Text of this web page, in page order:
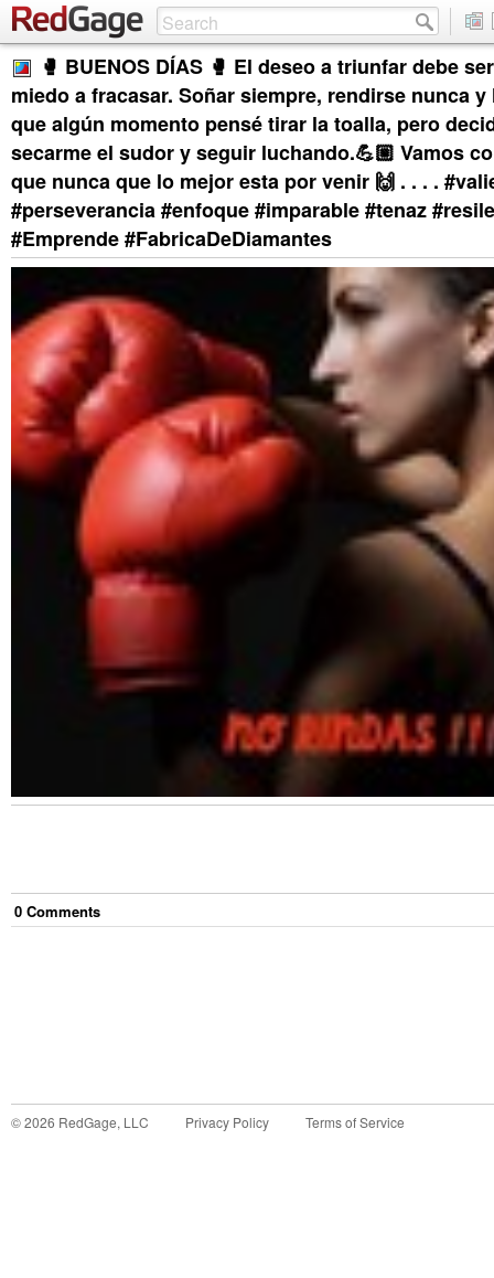
🥊 BUENOS DÍAS 🥊 El deseo a triunfar debe
miedo a fracasar. Soñar siempre, rendirse nunca
que algún momento pensé tirar la toalla, pero
secarme el sudor y seguir luchando.💪🏼 Vamos
que nunca que lo mejor esta por venir 🙌 . . . .
#perseverancia #enfoque #imparable #tenaz
#Emprende #FabricaDeDiamantes
0 Comments
©2026 RedGage, LLC Privacy Policy Terms of Service